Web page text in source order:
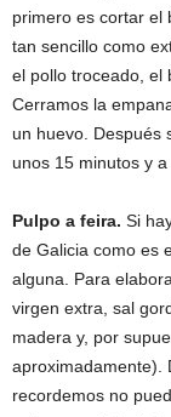
primero es cortar el
tan sencillo como
el pollo troceado, el
Cerramos la
un huevo. Después
unos 15 minutos y a
Pulpo a feira. Si
de Galicia como es
alguna. Para
virgen extra, sal
madera y, por
aproximadamente).
recordemos no